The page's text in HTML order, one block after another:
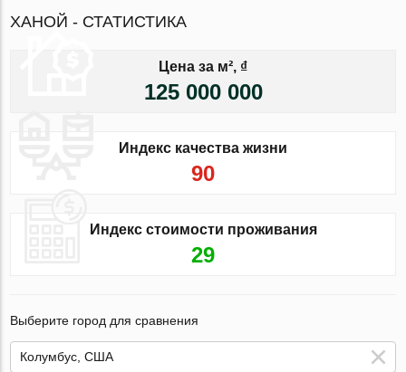
ХАНОЙ - СТАТИСТИКА
Цена за м², ₫
125 000 000
Индекс качества жизни
90
Индекс стоимости проживания
29
Выберите город для сравнения